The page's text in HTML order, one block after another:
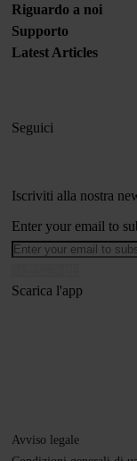
Riguardo a noi
Supporto
Latest Articles
Seguici
Iscriviti alla nostra
Enter your email to
Scarica l'app
Avviso legale